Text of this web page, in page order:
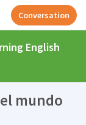
Conversation
English
mundo